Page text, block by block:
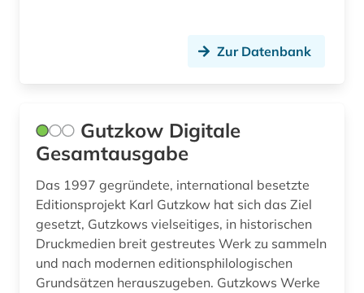
korpus (3)
kriminologie (1)
kritik (2)
Zur Datenbank
Gutzkow Digitale
Gesamtausgabe
Das 1997 gegründete, international besetzte
Editionsprojekt Karl Gutzkow hat sich das Ziel
gesetzt, Gutzkows vielseitiges, in historischen
Druckmedien breit gestreutes Werk zu sammeln
und nach modernen editionsphilologischen
Grundsätzen herauszugeben. Gutzkows Werke